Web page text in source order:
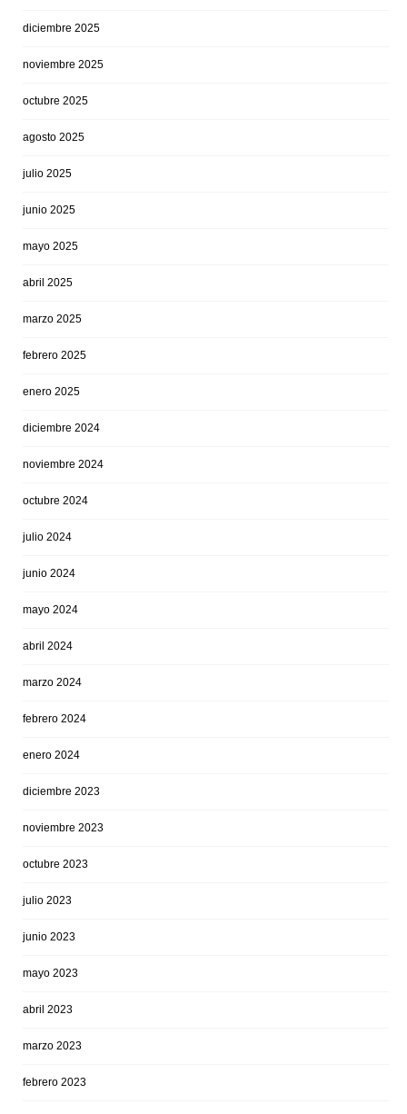
diciembre 2025
noviembre 2025
octubre 2025
agosto 2025
julio 2025
junio 2025
mayo 2025
abril 2025
marzo 2025
febrero 2025
enero 2025
diciembre 2024
noviembre 2024
octubre 2024
julio 2024
junio 2024
mayo 2024
abril 2024
marzo 2024
febrero 2024
enero 2024
diciembre 2023
noviembre 2023
octubre 2023
julio 2023
junio 2023
mayo 2023
abril 2023
marzo 2023
febrero 2023